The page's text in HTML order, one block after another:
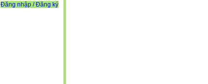
Đăng nhập / Đăng ký